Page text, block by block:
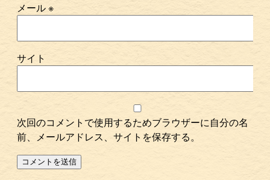
メール※
サイト
次回のコメントで使用するためブラウザーに自分の名
前、メールアドレス、サイトを保存する。